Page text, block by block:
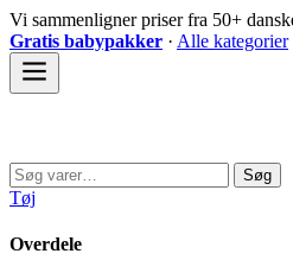
Spring
til
indhold
Vi sammenligner priser fra 50+
Gratis babypakker · Alle kategorier
Søg
efter:
Søg
Tøj
Overdele